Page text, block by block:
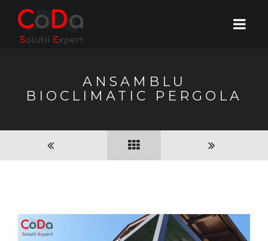
ANSAMBLU
BIOCLIMATIC PERGOLA